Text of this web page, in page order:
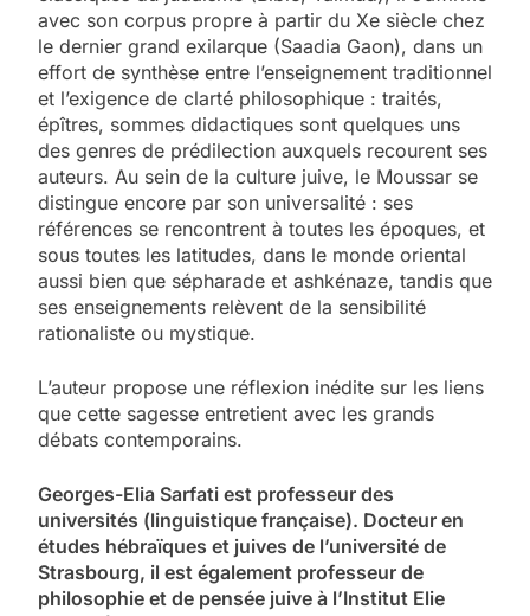
avec son corpus propre à partir du Xe siècle chez
le dernier grand exilarque (Saadia Gaon), dans un
effort de synthèse entre l’enseignement traditionnel
et l’exigence de clarté philosophique : traités,
épîtres, sommes didactiques sont quelques uns
des genres de prédilection auxquels recourent ses
auteurs. Au sein de la culture juive, le Moussar se
distingue encore par son universalité : ses
références se rencontrent à toutes les époques, et
sous toutes les latitudes, dans le monde oriental
aussi bien que sépharade et ashkénaze, tandis que
ses enseignements relèvent de la sensibilité
rationaliste ou mystique.
L’auteur propose une réflexion inédite sur les liens
que cette sagesse entretient avec les grands
débats contemporains.
Georges-Elia Sarfati est professeur des
universités (linguistique française). Docteur en
études hébraïques et juives de l’université de
Strasbourg, il est également professeur de
philosophie et de pensée juive à l’Institut Elie